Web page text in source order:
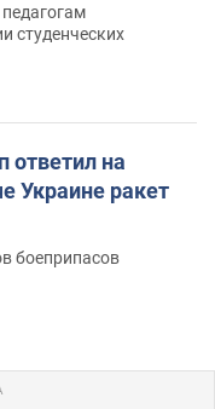
студенческих
на
Украине ракет
боеприпасов